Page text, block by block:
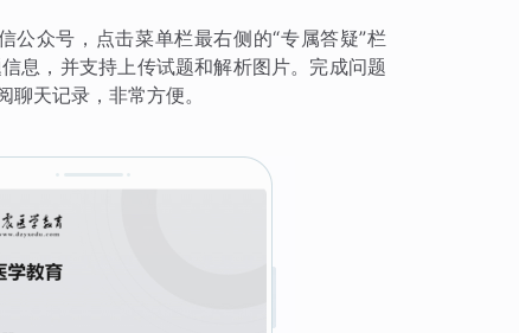
众号，点击菜单栏最右侧的“专属答疑”栏
息，并支持上传试题和解析图片。完成问题
天记录，非常方便。